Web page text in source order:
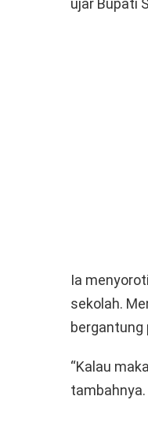
Ia
sekolah.
bergantung
“Kalau
tambahnya.